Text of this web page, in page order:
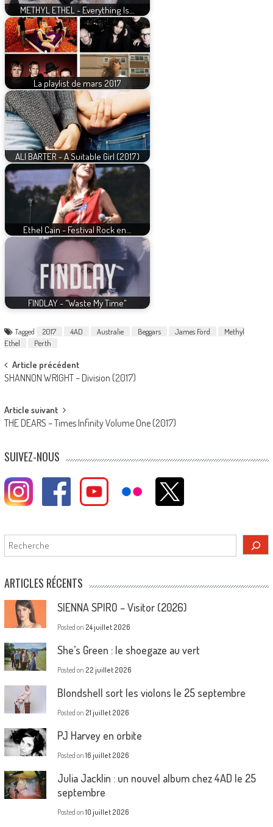
METHYL ETHEL - Everything Is…
La playlist de mars 2017
ALI BARTER - A Suitable Girl (2017)
Ethel Cain - Festival Rock en…
FINDLAY - "Waste My Time"
Tagged 2017 4AD Australie Beggars James Ford
Methyl
Ethel
Perth
Post
navigation
Article précédent
SHANNON WRIGHT – Division (2017)
Article suivant
THE DEARS – Times Infinity Volume One (2017)
SUIVEZ-NOUS
Rechercher
ARTICLES RÉCENTS
SIENNA SPIRO – Visitor (2026)
Posted on 24 juillet 2026
She’s Green : le shoegaze au vert
Posted on 22 juillet 2026
Blondshell sort les violons le 25 septembre
Posted on 21 juillet 2026
PJ Harvey en orbite
Posted on 16 juillet 2026
Julia Jacklin : un nouvel album chez 4AD le 25
septembre
Posted on 10 juillet 2026